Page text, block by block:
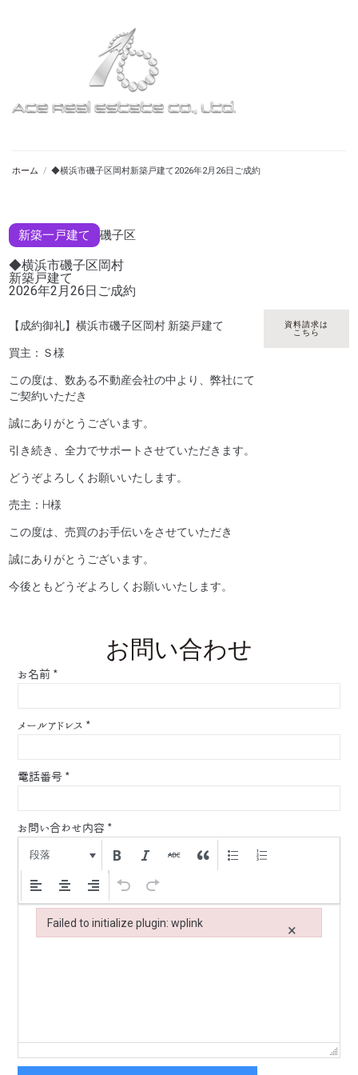
ホーム / ◆横浜市磯子区岡村新築戸建て2026年2月26日ご成約
新築一戸建て 磯子区
◆横浜市磯子区岡村
新築戸建て
2026年2月26日ご成約
【成約御礼】横浜市磯子区岡村 新築戸建て
買主：Ｓ様
この度は、数ある不動産会社の中より、弊社にて
ご契約いただき
誠にありがとうございます。
引き続き、全力でサポートさせていただきます。
どうぞよろしくお願いいたします。
売主：H様
この度は、売買のお手伝いをさせていただき
誠にありがとうございます。
今後ともどうぞよろしくお願いいたします。
資料請求は
こちら
お問い合わせ
お名前 *
メールアドレス *
電話番号 *
お問い合わせ内容 *
段落
Failed to initialize plugin: wplink ×
Failed to initialize plugin: wplink